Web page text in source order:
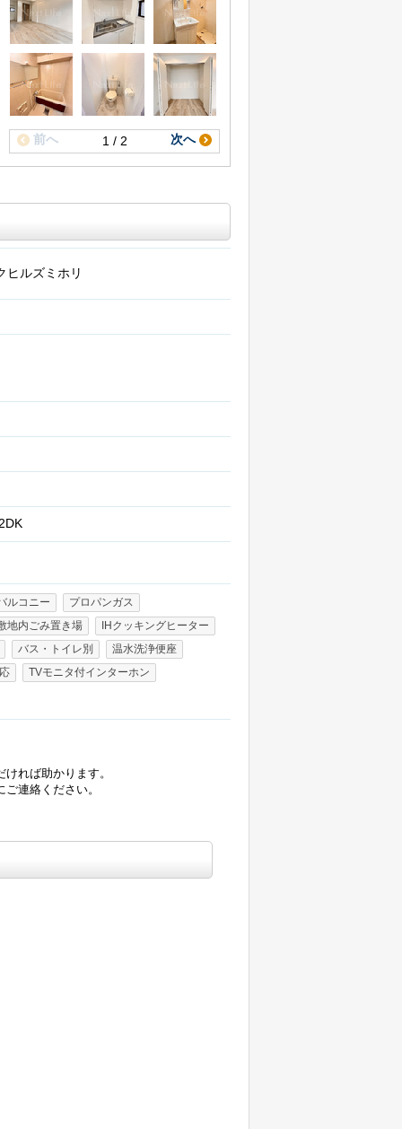
1 / 2
前へ 次へ
ヒルズミホリ
ルコニー
プロパンガス
地内ごみ置き場
IHクッキングヒーター
バス・トイレ別
温水洗浄便座
TVモニタ付インターホン
れば助かります。
連絡ください。